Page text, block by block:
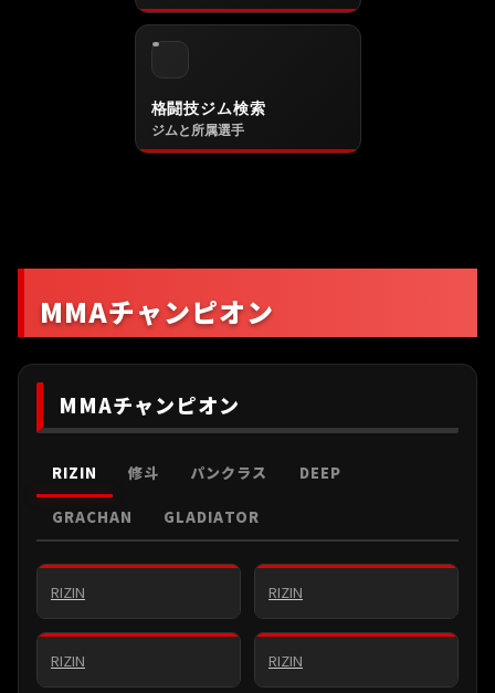
格闘技ジム検索
ジムと所属選手
MMAチャンピオン
MMAチャンピオン
RIZIN 修斗 パンクラス DEEP
GRACHAN GLADIATOR
イリー・プロハースカ
ライトヘビー級
（-93.0kg）
RIZIN
ライト級（-71.0kg）
RIZIN
ラジャブアリ・シェイ
フェザー級（-66.0kg）
RIZIN
バンタム級（-61.0kg）
RIZIN
フライ級（-57.0kg）
扇久保博正
GRAND-PRIX